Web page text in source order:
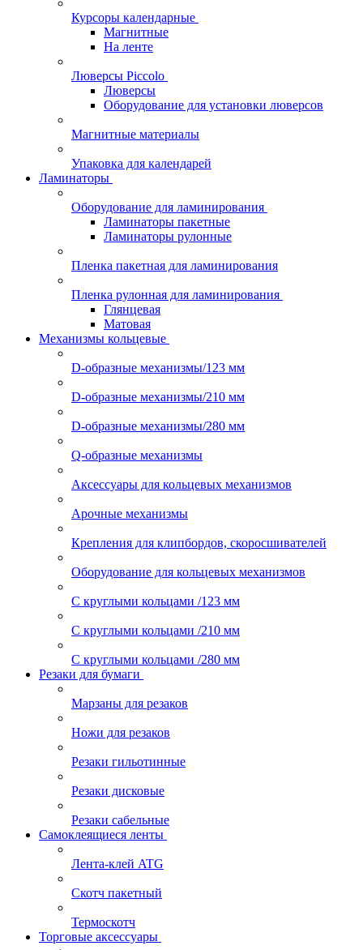
Курсоры календарные
Магнитные
На ленте
Люверсы Piccolo
Люверсы
Оборудование для установки люверсов
Магнитные материалы
Упаковка для календарей
Ламинаторы
Оборудование для ламинирования
Ламинаторы пакетные
Ламинаторы рулонные
Пленка пакетная для ламинирования
Пленка рулонная для ламинирования
Глянцевая
Матовая
Механизмы кольцевые
D-образные механизмы/123 мм
D-образные механизмы/210 мм
D-образные механизмы/280 мм
Q-образные механизмы
Аксессуары для кольцевых механизмов
Арочные механизмы
Крепления для клипбордов, скоросшивателей
Оборудование для кольцевых механизмов
С круглыми кольцами /123 мм
С круглыми кольцами /210 мм
С круглыми кольцами /280 мм
Резаки для бумаги
Марзаны для резаков
Ножи для резаков
Резаки гильотинные
Резаки дисковые
Резаки сабельные
Самоклеящиеся ленты
Лента-клей ATG
Скотч пакетный
Термоскотч
Торговые аксессуары